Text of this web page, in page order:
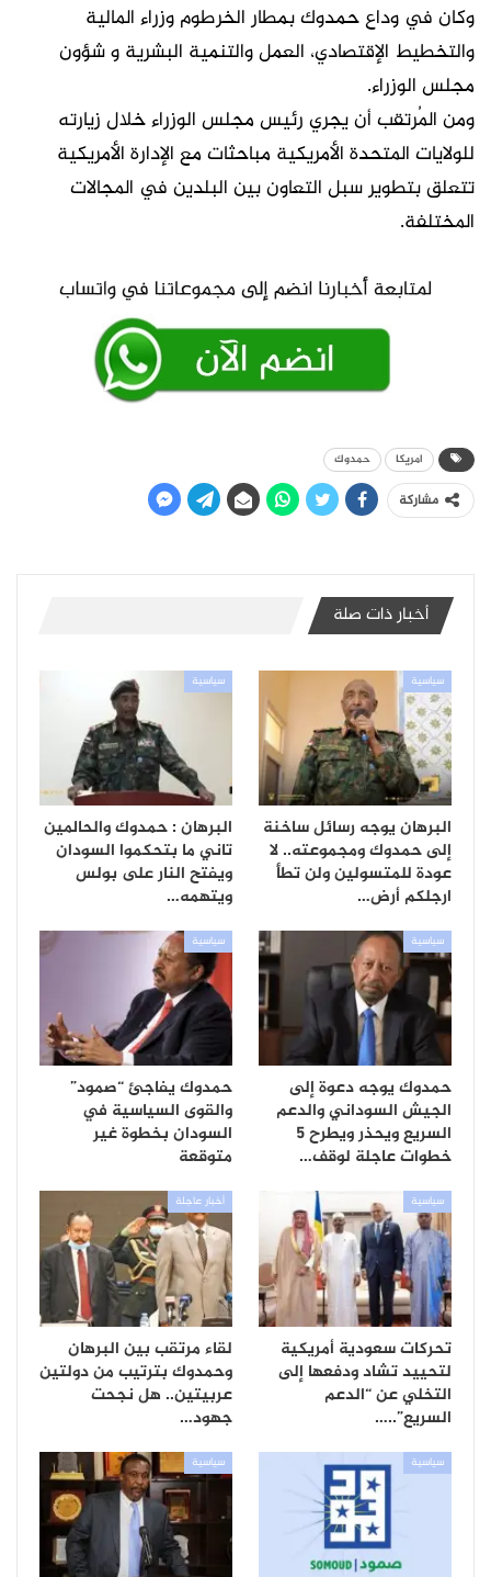
وكان في وداع حمدوك بمطار الخرطوم وزراء المالية
والتخطيط الإقتصادي، العمل والتنمية البشرية و شؤون
مجلس الوزراء.
ومن المُرتقب أن يجري رئيس مجلس الوزراء خلال زيارته
للولايات المتحدة الأمريكية مباحثات مع الإدارة الأمريكية
تتعلق بتطوير سبل التعاون بين البلدين في المجالات
المختلفة.
امريكا حمدوك
مشاركة
أخبار ذات صلة
سياسية
البرهان يوجه رسائل ساخنة
إلى حمدوك ومجموعته.. لا
عودة للمتسولين ولن تطأ
ارجلكم أرض…
سياسية
البرهان : حمدوك والحالمين
تاني ما بتحكموا السودان
ويفتح النار على بولس
ويتهمه…
سياسية
حمدوك يوجه دعوة إلى
الجيش السوداني والدعم
السريع ويحذر ويطرح 5
خطوات عاجلة لوقف…
سياسية
حمدوك يفاجئ “صمود”
والقوى السياسية في
السودان بخطوة غير
متوقعة
سياسية
تحركات سعودية أمريكية
لتحييد تشاد ودفعها إلى
التخلي عن “الدعم
السريع”..…
أخبار عاجلة
لقاء مرتقب بين البرهان
وحمدوك بترتيب من دولتين
عربيتين.. هل نجحت
جهود…
سياسية سياسية